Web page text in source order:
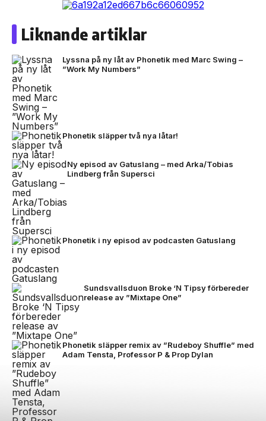
Liknande artiklar
Lyssna på ny låt av Phonetik med Marc Swing –
”Work My Numbers”
Phonetik släpper två nya låtar!
Ny episod av Gatuslang – med Arka/Tobias
Lindberg från Supersci
Phonetik i ny episod av podcasten Gatuslang
Sundsvallsduon Broke ‘N Tipsy förbereder
release av ”Mixtape One”
Phonetik släpper remix av ”Rudeboy Shuffle” med
Adam Tensta, Professor P & Prop Dylan